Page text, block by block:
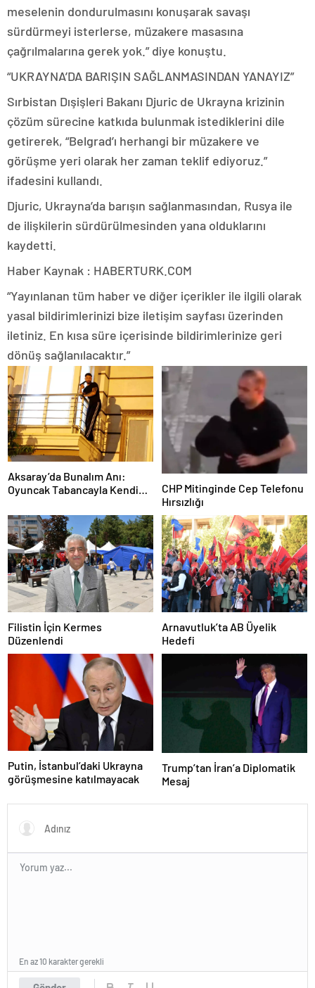
meselenin dondurulmasını konuşarak savaşı
sürdürmeyi isterlerse, müzakere masasına
çağrılmalarına gerek yok.” diye konuştu.
“UKRAYNA’DA BARIŞIN SAĞLANMASINDAN YANAYIZ”
Sırbistan Dışişleri Bakanı Djuric de Ukrayna krizinin
çözüm sürecine katkıda bulunmak istediklerini dile
getirerek, “Belgrad’ı herhangi bir müzakere ve
görüşme yeri olarak her zaman teklif ediyoruz.”
ifadesini kullandı.
Djuric, Ukrayna’da barışın sağlanmasından, Rusya ile
de ilişkilerin sürdürülmesinden yana olduklarını
kaydetti.
Haber Kaynak : HABERTURK.COM
“Yayınlanan tüm haber ve diğer içerikler ile ilgili olarak
yasal bildirimlerinizi bize iletişim sayfası üzerinden
iletiniz. En kısa süre içerisinde bildirimlerinize geri
dönüş sağlanılacaktır.”
Aksaray’da Bunalım Anı:
Oyuncak Tabancayla Kendine
CHP Mitinginde Cep Telefonu
Hırsızlığı
Filistin İçin Kermes
Düzenlendi
Arnavutluk’ta AB Üyelik
Hedefi
Putin, İstanbul’daki Ukrayna
görüşmesine katılmayacak
Trump’tan İran’a Diplomatik
Mesaj
En az 10 karakter gerekli